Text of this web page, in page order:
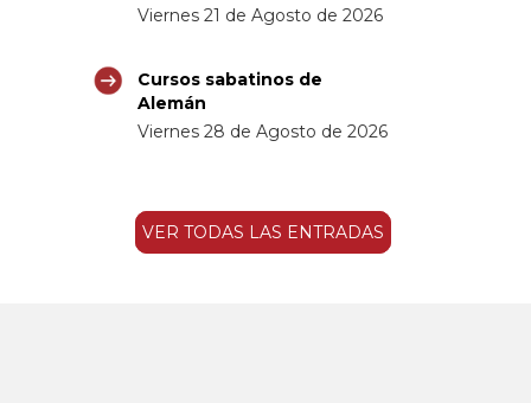
Viernes 21 de Agosto de 2026
Cursos sabatinos de
Alemán
Viernes 28 de Agosto de 2026
VER TODAS LAS ENTRADAS